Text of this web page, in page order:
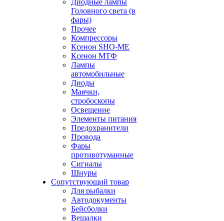
Диодные лампы
Головного света (в
фары)
Прочее
Компрессоры
Ксенон SHO-ME
Ксенон МТФ
Лампы
автомобильные
Диоды
Маячки,
стробоскопы
Освещение
Элементы питания
Предохранители
Провода
Фары
противотуманные
Сигналы
Шнуры
Сопутствующий товар
Для рыбалки
Автодокументы
Бейсболки
Вешалки